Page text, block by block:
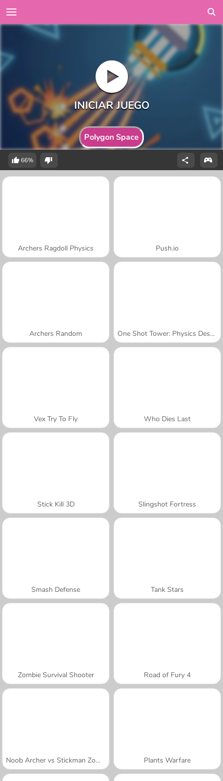
Polygon Space
66%
Archers Ragdoll Physics Push.io
Archers Random One Shot Tower: Physics Destroyer
Vex Try To Fly Who Dies Last
Stick Kill 3D Slingshot Fortress
Smash Defense Tank Stars
Zombie Survival Shooter Road of Fury 4
Noob Archer vs Stickman Zombie Shooter Plants Warfare